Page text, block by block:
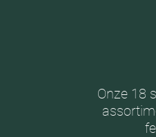
Onze 18